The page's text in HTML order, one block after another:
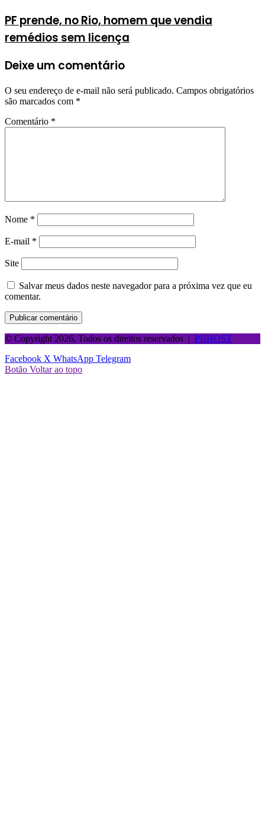
PF prende, no Rio, homem que vendia
remédios sem licença
Deixe um comentário
O seu endereço de e-mail não será publicado. Campos obrigatórios
são marcados com *
Comentário *
Nome *
E-mail *
Site
Salvar meus dados neste navegador para a próxima vez que eu
comentar.
© Copyright 2026, Todos os direitos reservados | PBHOST
Facebook X WhatsApp Telegram
Botão Voltar ao topo